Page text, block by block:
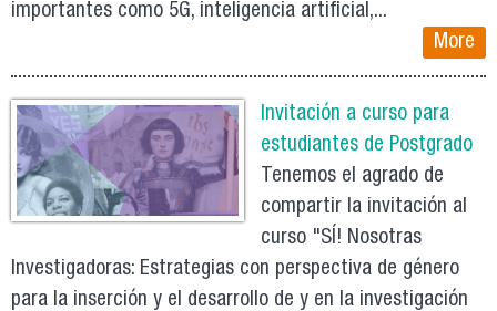
importantes como 5G, inteligencia artificial,...
More
Invitación a curso para
estudiantes de Postgrado
Tenemos el agrado de
compartir la invitación al
curso "SÍ! Nosotras
Investigadoras: Estrategias con perspectiva de género
para la inserción y el desarrollo de y en la investigación